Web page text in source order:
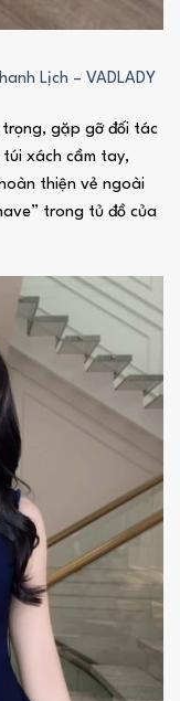
Lịch – VADLADY
trọng, gặp gỡ đối tác
xách cầm tay,
thiện vẻ ngoài
trong tủ đồ của